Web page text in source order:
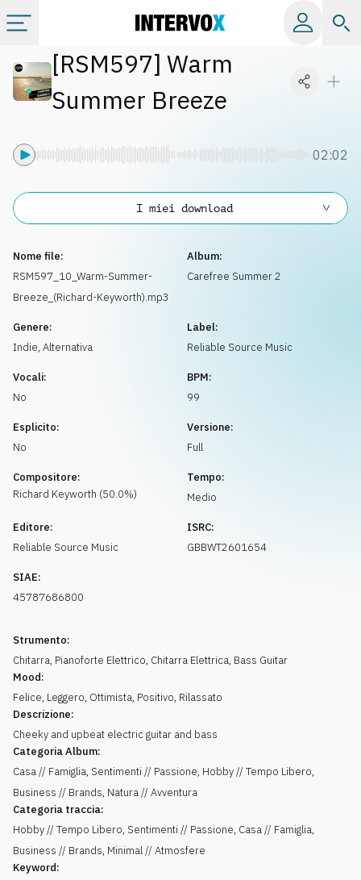
Categorie
[RSM597] Warm
Summer Breeze
02:02
Nome file:
RSM597_10_Warm-Summer-
Breeze_(Richard-Keyworth).mp3
Album:
Carefree Summer 2
Genere:
Indie, Alternativa
Label:
Reliable Source Music
Vocali:
No
BPM:
99
Esplicito:
No
Versione:
Full
Compositore:
Richard Keyworth (50.0%)
Tempo:
Medio
Editore:
Reliable Source Music
ISRC:
GBBWT2601654
SIAE:
45787686800
Strumento:
Chitarra, Pianoforte Elettrico, Chitarra Elettrica, Bass Guitar
Mood:
Felice, Leggero, Ottimista, Positivo, Rilassato
Descrizione:
Cheeky and upbeat electric guitar and bass
Categoria Album:
Casa // Famiglia, Sentimenti // Passione, Hobby // Tempo Libero,
Business // Brands, Natura // Avventura
Categoria traccia:
Hobby // Tempo Libero, Sentimenti // Passione, Casa // Famiglia,
Business // Brands, Minimal // Atmosfere
Keyword:
I miei download